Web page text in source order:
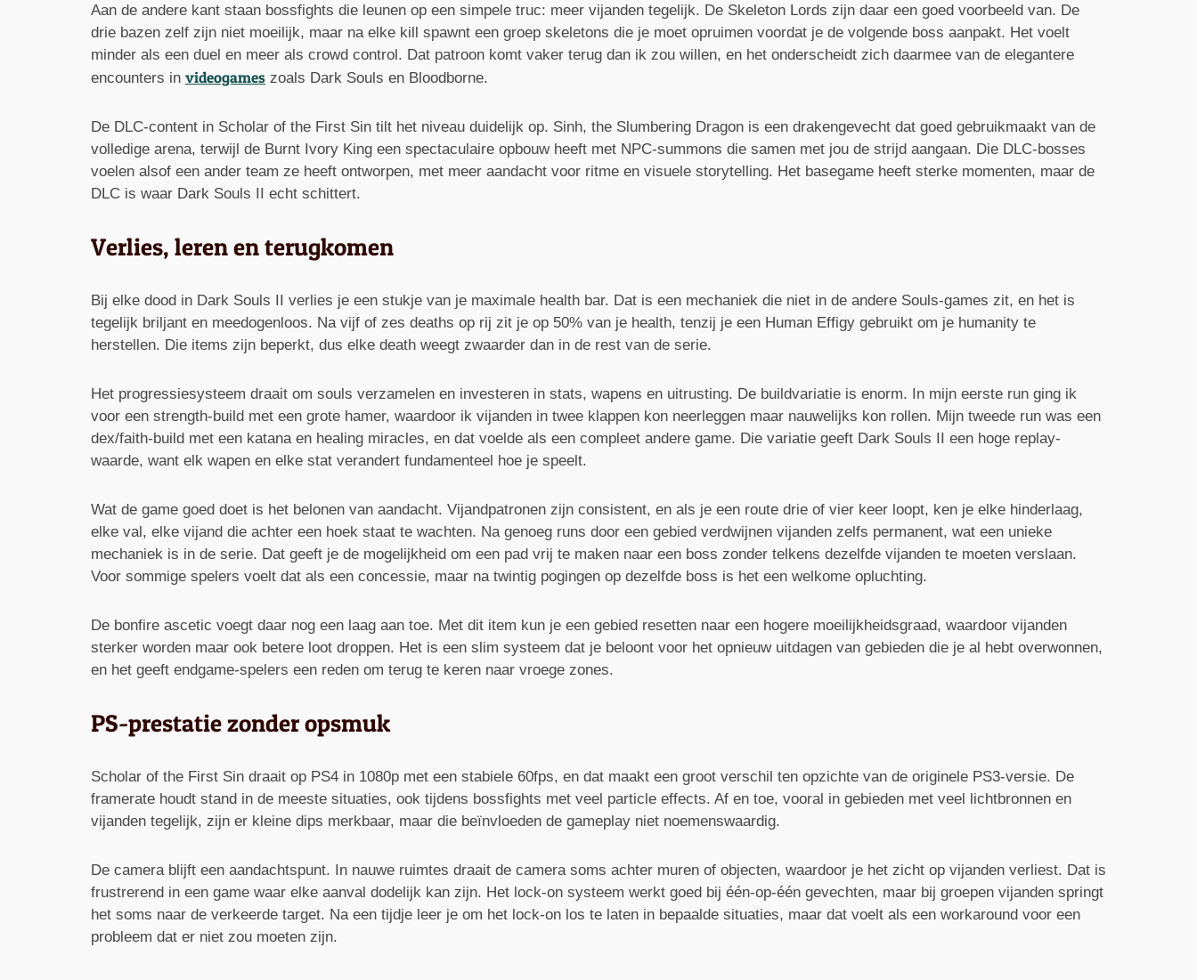
Aan de andere kant staan bossfights die leunen op een simpele truc: meer vijanden tegelijk. De Skeleton Lords zijn daar een goed voorbeeld van. De
drie bazen zelf zijn niet moeilijk, maar na elke kill spawnt een groep skeletons die je moet opruimen voordat je de volgende boss aanpakt. Het voelt
minder als een duel en meer als crowd control. Dat patroon komt vaker terug dan ik zou willen, en het onderscheidt zich daarmee van de elegantere
encounters in videogames zoals Dark Souls en Bloodborne.
De DLC-content in Scholar of the First Sin tilt het niveau duidelijk op. Sinh, the Slumbering Dragon is een drakengevecht dat goed gebruikmaakt van de
volledige arena, terwijl de Burnt Ivory King een spectaculaire opbouw heeft met NPC-summons die samen met jou de strijd aangaan. Die DLC-bosses
voelen alsof een ander team ze heeft ontworpen, met meer aandacht voor ritme en visuele storytelling. Het basegame heeft sterke momenten, maar de
DLC is waar Dark Souls II echt schittert.
Verlies, leren en terugkomen
Bij elke dood in Dark Souls II verlies je een stukje van je maximale health bar. Dat is een mechaniek die niet in de andere Souls-games zit, en het is
tegelijk briljant en meedogenloos. Na vijf of zes deaths op rij zit je op 50% van je health, tenzij je een Human Effigy gebruikt om je humanity te
herstellen. Die items zijn beperkt, dus elke death weegt zwaarder dan in de rest van de serie.
Het progressiesysteem draait om souls verzamelen en investeren in stats, wapens en uitrusting. De buildvariatie is enorm. In mijn eerste run ging ik
voor een strength-build met een grote hamer, waardoor ik vijanden in twee klappen kon neerleggen maar nauwelijks kon rollen. Mijn tweede run was een
dex/faith-build met een katana en healing miracles, en dat voelde als een compleet andere game. Die variatie geeft Dark Souls II een hoge replay-
waarde, want elk wapen en elke stat verandert fundamenteel hoe je speelt.
Wat de game goed doet is het belonen van aandacht. Vijandpatronen zijn consistent, en als je een route drie of vier keer loopt, ken je elke hinderlaag,
elke val, elke vijand die achter een hoek staat te wachten. Na genoeg runs door een gebied verdwijnen vijanden zelfs permanent, wat een unieke
mechaniek is in de serie. Dat geeft je de mogelijkheid om een pad vrij te maken naar een boss zonder telkens dezelfde vijanden te moeten verslaan.
Voor sommige spelers voelt dat als een concessie, maar na twintig pogingen op dezelfde boss is het een welkome opluchting.
De bonfire ascetic voegt daar nog een laag aan toe. Met dit item kun je een gebied resetten naar een hogere moeilijkheidsgraad, waardoor vijanden
sterker worden maar ook betere loot droppen. Het is een slim systeem dat je beloont voor het opnieuw uitdagen van gebieden die je al hebt overwonnen,
en het geeft endgame-spelers een reden om terug te keren naar vroege zones.
PS-prestatie zonder opsmuk
Scholar of the First Sin draait op PS4 in 1080p met een stabiele 60fps, en dat maakt een groot verschil ten opzichte van de originele PS3-versie. De
framerate houdt stand in de meeste situaties, ook tijdens bossfights met veel particle effects. Af en toe, vooral in gebieden met veel lichtbronnen en
vijanden tegelijk, zijn er kleine dips merkbaar, maar die beïnvloeden de gameplay niet noemenswaardig.
De camera blijft een aandachtspunt. In nauwe ruimtes draait de camera soms achter muren of objecten, waardoor je het zicht op vijanden verliest. Dat is
frustrerend in een game waar elke aanval dodelijk kan zijn. Het lock-on systeem werkt goed bij één-op-één gevechten, maar bij groepen vijanden springt
het soms naar de verkeerde target. Na een tijdje leer je om het lock-on los te laten in bepaalde situaties, maar dat voelt als een workaround voor een
probleem dat er niet zou moeten zijn.